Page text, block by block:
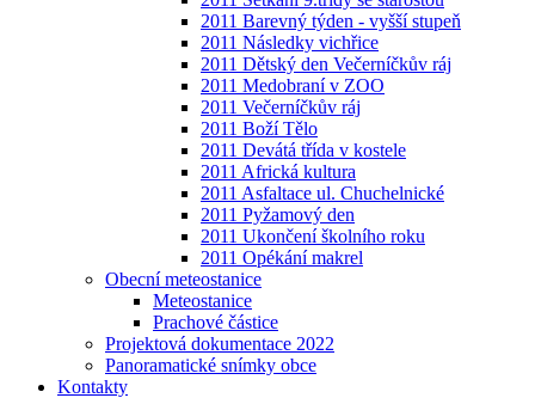
2011 Barevný týden - vyšší stupeň
2011 Následky vichřice
2011 Dětský den Večerníčkův ráj
2011 Medobraní v ZOO
2011 Večerníčkův ráj
2011 Boží Tělo
2011 Devátá třída v kostele
2011 Africká kultura
2011 Asfaltace ul. Chuchelnické
2011 Pyžamový den
2011 Ukončení školního roku
2011 Opékání makrel
Obecní meteostanice
Meteostanice
Prachové částice
Projektová dokumentace 2022
Panoramatické snímky obce
Kontakty